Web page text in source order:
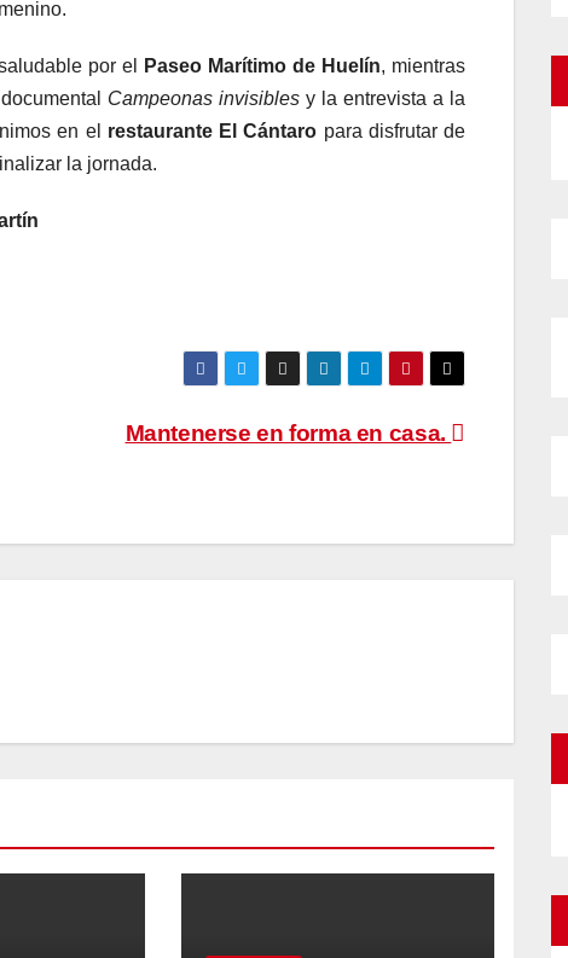
por el Paseo Marítimo de Huelín, mientras
Campeonas invisibles y la entrevista a la
en el restaurante El Cántaro para disfrutar de
la jornada.
Mantenerse en forma en casa.